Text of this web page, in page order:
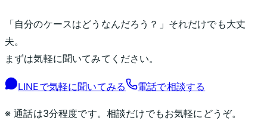
「自分のケースはどうなんだろう？」それだけでも大丈
夫。
まずは気軽に聞いてみてください。
LINEで気軽に聞いてみる 電話で相談する
※ 通話は3分程度です。相談だけでもお気軽にどうぞ。